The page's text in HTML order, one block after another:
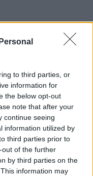
to third parties, or
information for
the below opt-out
note that after your
continue seeing
information utilized by
third parties prior to
of the further
by third parties on the
information may
τραπέζι
όπου η